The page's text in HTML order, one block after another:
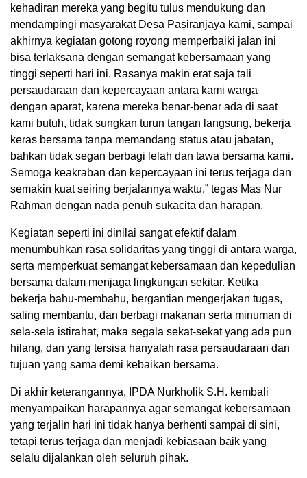
kehadiran mereka yang begitu tulus mendukung dan
mendampingi masyarakat Desa Pasiranjaya kami, sampai
akhirnya kegiatan gotong royong memperbaiki jalan ini
bisa terlaksana dengan semangat kebersamaan yang
tinggi seperti hari ini. Rasanya makin erat saja tali
persaudaraan dan kepercayaan antara kami warga
dengan aparat, karena mereka benar-benar ada di saat
kami butuh, tidak sungkan turun tangan langsung, bekerja
keras bersama tanpa memandang status atau jabatan,
bahkan tidak segan berbagi lelah dan tawa bersama kami.
Semoga keakraban dan kepercayaan ini terus terjaga dan
semakin kuat seiring berjalannya waktu,” tegas Mas Nur
Rahman dengan nada penuh sukacita dan harapan.
Kegiatan seperti ini dinilai sangat efektif dalam
menumbuhkan rasa solidaritas yang tinggi di antara warga,
serta memperkuat semangat kebersamaan dan kepedulian
bersama dalam menjaga lingkungan sekitar. Ketika
bekerja bahu-membahu, bergantian mengerjakan tugas,
saling membantu, dan berbagi makanan serta minuman di
sela-sela istirahat, maka segala sekat-sekat yang ada pun
hilang, dan yang tersisa hanyalah rasa persaudaraan dan
tujuan yang sama demi kebaikan bersama.
Di akhir keterangannya, IPDA Nurkholik S.H. kembali
menyampaikan harapannya agar semangat kebersamaan
yang terjalin hari ini tidak hanya berhenti sampai di sini,
tetapi terus terjaga dan menjadi kebiasaan baik yang
selalu dijalankan oleh seluruh pihak.